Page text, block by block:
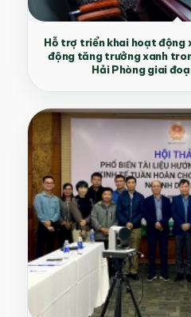
Hỗ trợ triển khai hoạt động
động tăng trưởng xanh
Hải Phòng giai